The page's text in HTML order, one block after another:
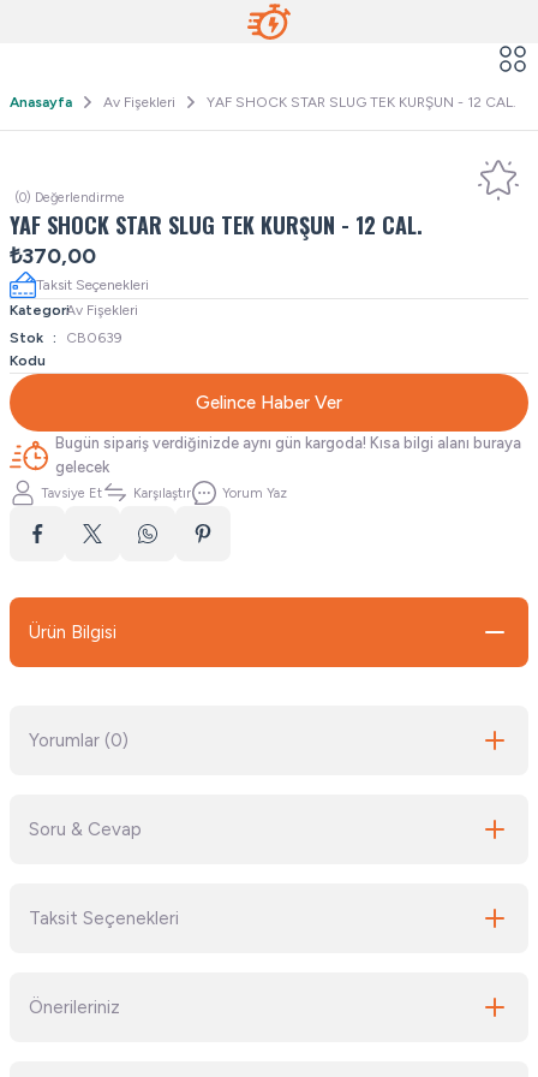
Anasayfa Av Fişekleri YAF SHOCK STAR SLUG TEK KURŞUN - 12 CAL.
(0) Değerlendirme
YAF SHOCK STAR SLUG TEK KURŞUN - 12 CAL.
₺370,00
Taksit Seçenekleri
KategoriAv Fişekleri
Stok
Kodu
CB0639
Gelince Haber Ver
Bugün sipariş verdiğinizde aynı gün kargoda! Kısa bilgi alanı buraya
gelecek
Tavsiye Et Karşılaştır Yorum Yaz
Ürün Bilgisi
Yorumlar (0)
Soru & Cevap
Taksit Seçenekleri
Önerileriniz